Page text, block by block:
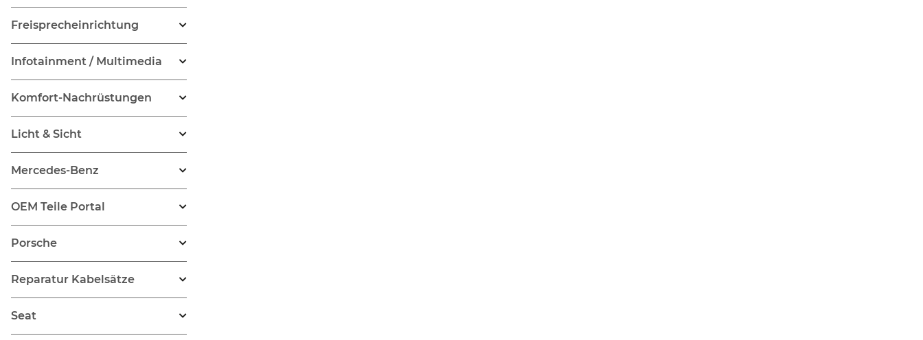
Freisprecheinrichtung
Infotainment / Multimedia
Komfort-Nachrüstungen
Licht & Sicht
Mercedes-Benz
OEM Teile Portal
Porsche
Reparatur Kabelsätze
Seat